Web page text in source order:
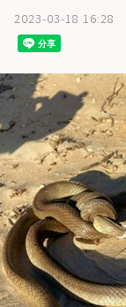
2023-03-18 16:28